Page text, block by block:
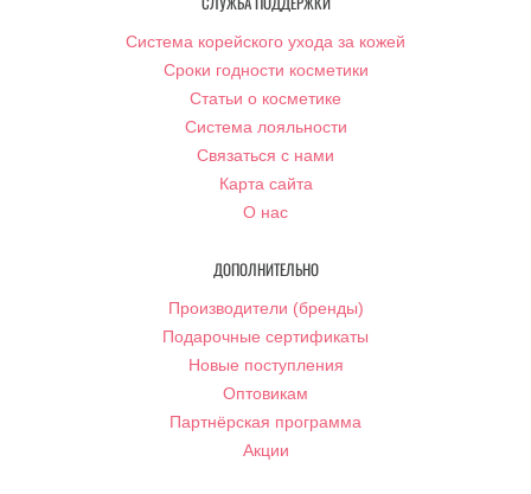
Система корейского ухода за кожей
Сроки годности косметики
Статьи о косметике
Система лояльности
Связаться с нами
Карта сайта
О нас
ДОПОЛНИТЕЛЬНО
Производители (бренды)
Подарочные сертификаты
Новые поступления
Оптовикам
Партнёрская программа
Акции